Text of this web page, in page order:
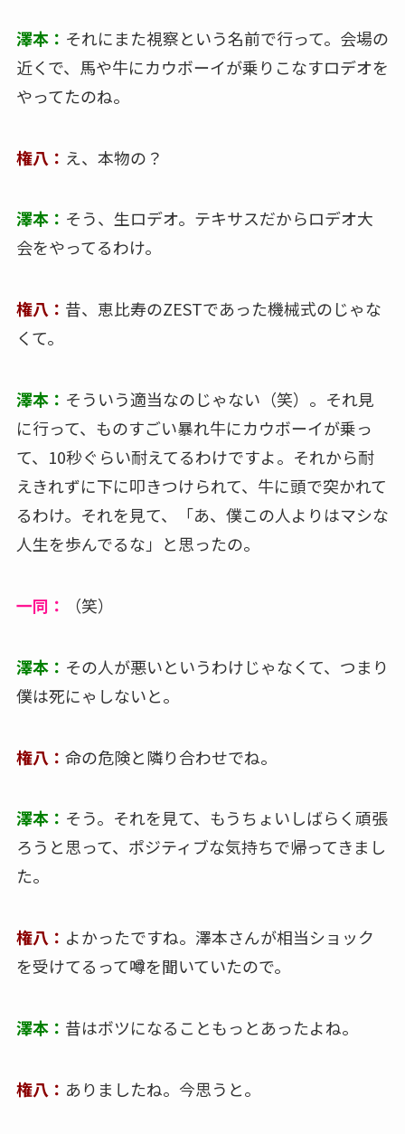
澤本： それにまた視察という名前で行って。会場の
近くで、馬や牛にカウボーイが乗りこなすロデオを
やってたのね。
権八： え、本物の？
澤本： そう、生ロデオ。テキサスだからロデオ大
会をやってるわけ。
権八： 昔、恵比寿のZESTであった機械式のじゃな
くて。
澤本： そういう適当なのじゃない（笑）。それ見
に行って、ものすごい暴れ牛にカウボーイが乗っ
て、10秒ぐらい耐えてるわけですよ。それから耐
えきれずに下に叩きつけられて、牛に頭で突かれて
るわけ。それを見て、「あ、僕この人よりはマシな
人生を歩んでるな」と思ったの。
一同： （笑）
澤本： その人が悪いというわけじゃなくて、つまり
僕は死にゃしないと。
権八： 命の危険と隣り合わせでね。
澤本： そう。それを見て、もうちょいしばらく頑張
ろうと思って、ポジティブな気持ちで帰ってきまし
た。
権八： よかったですね。澤本さんが相当ショック
を受けてるって噂を聞いていたので。
澤本： 昔はボツになることもっとあったよね。
権八： ありましたね。今思うと。